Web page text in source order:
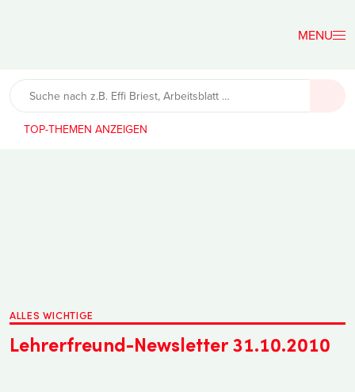
Lehrerfreund
TOP-THEMEN
ALLES WICHTIGE
Lehrerfreund-Newsletter 31.10.2010